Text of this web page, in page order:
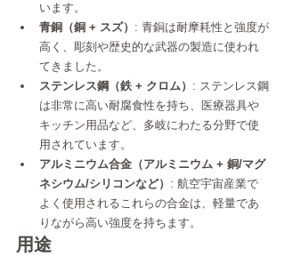
います。
青銅（銅 + スズ） : 青銅は耐摩耗性と強度が
高く、彫刻や歴史的な武器の製造に使われ
てきました。
ステンレス鋼（鉄 + クロム） : ステンレス鋼
は非常に高い耐腐食性を持ち、医療器具や
キッチン用品など、多岐にわたる分野で使
用されています。
アルミニウム合金（アルミニウム + 銅/マグ
ネシウム/シリコンなど） : 航空宇宙産業で
よく使用されるこれらの合金は、軽量であ
りながら高い強度を持ちます。
用途